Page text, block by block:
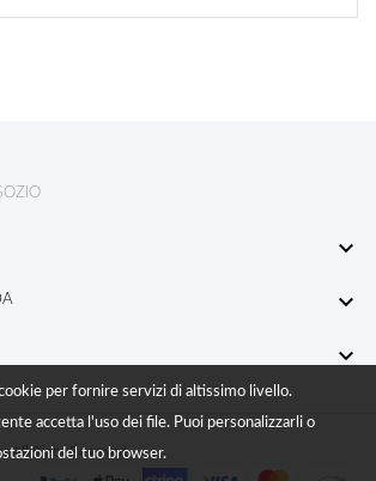



per fornire servizi di altissimo livello.
accetta l'uso dei file. Puoi personalizzarli o
del tuo browser.
All Right Reserved